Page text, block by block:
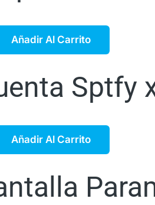
Añadir Al Carrito
Sptfy
Añadir Al Carrito